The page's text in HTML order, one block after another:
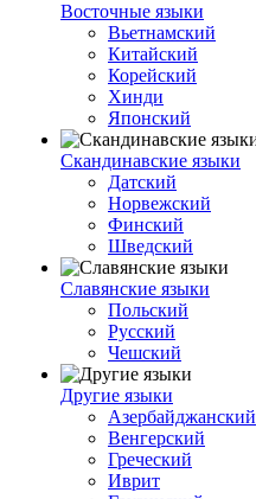
Восточные языки
Вьетнамский
Китайский
Корейский
Хинди
Японский
Скандинавские языки
Датский
Норвежский
Финский
Шведский
Славянские языки
Польский
Русский
Чешский
Другие языки
Азербайджанский
Венгерский
Греческий
Иврит